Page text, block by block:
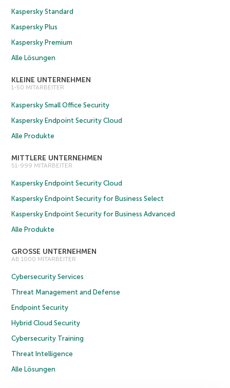
Kaspersky Standard
Kaspersky Plus
Kaspersky Premium
Alle Lösungen
KLEINE UNTERNEHMEN
1-50 MITARBEITER
Kaspersky Small Office Security
Kaspersky Endpoint Security Cloud
Alle Produkte
MITTLERE UNTERNEHMEN
51-999 MITARBEITER
Kaspersky Endpoint Security Cloud
Kaspersky Endpoint Security for Business Select
Kaspersky Endpoint Security for Business Advanced
Alle Produkte
GROSSE UNTERNEHMEN
AB 1000 MITARBEITER
Cybersecurity Services
Threat Management and Defense
Endpoint Security
Hybrid Cloud Security
Cybersecurity Training
Threat Intelligence
Alle Lösungen